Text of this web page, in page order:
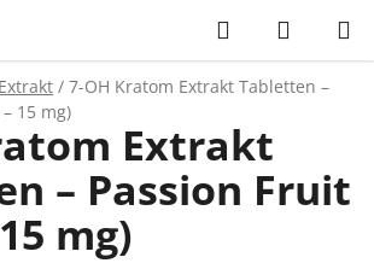
Suchen
/ 7-OH Kratom Extrakt Tabletten –
15 mg)
Extrakt
– Passion Fruit
mg)